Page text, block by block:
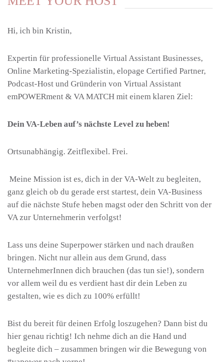
Hi, ich bin Kristin,
Expertin für professionelle Virtual Assistant Businesses,
Online Marketing-Spezialistin, elopage Certified Partner,
Podcast-Host und Gründerin von Virtual Assistant
emPOWERment & VA MATCH mit einem klaren Ziel:
Dein VA-Leben auf’s nächste Level zu heben!
Ortsunabhängig. Zeitflexibel. Frei.
Meine Mission ist es, dich in der VA-Welt zu begleiten,
ganz gleich ob du gerade erst startest, dein VA-Business
auf die nächste Stufe heben magst oder den Schritt von der
VA zur Unternehmerin verfolgst!
Lass uns deine Superpower stärken und nach draußen
bringen. Nicht nur allein aus dem Grund, dass
UnternehmerInnen dich brauchen (das tun sie!), sondern
vor allem weil du es verdient hast dir dein Leben zu
gestalten, wie es dich zu 100% erfüllt!
Bist du bereit für deinen Erfolg loszugehen? Dann bist du
hier genau richtig! Ich nehme dich an die Hand und
begleite dich – zusammen bringen wir die Bewegung von